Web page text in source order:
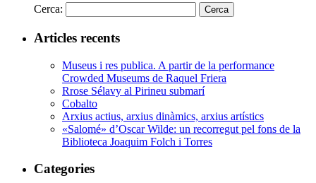
Cerca:
Articles recents
Museus i res publica. A partir de la performance
Crowded Museums de Raquel Friera
Rrose Sélavy al Pirineu submarí
Cobalto
Arxius actius, arxius dinàmics, arxius artístics
«Salomé» d’Oscar Wilde: un recorregut pel fons de la
Biblioteca Joaquim Folch i Torres
Categories